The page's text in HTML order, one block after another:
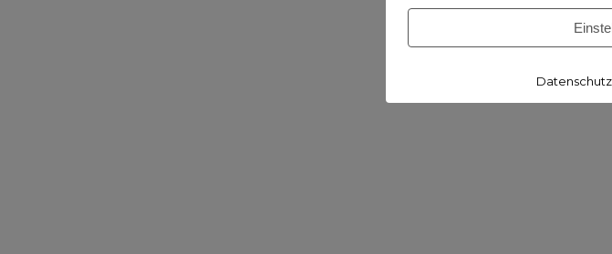
Datenschutz